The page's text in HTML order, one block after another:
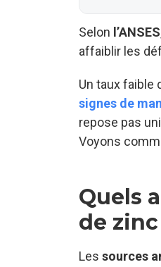
Selon l’ANSES
affaiblir les
Un taux faible
signes de
repose pas
Voyons
Quels
de zinc
Les sources